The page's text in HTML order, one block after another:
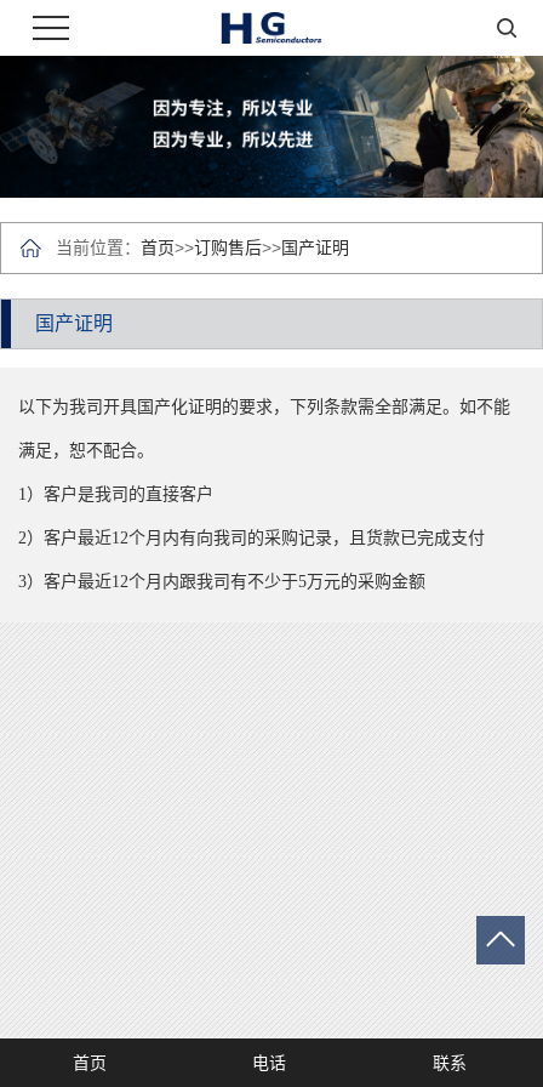
当前位置： 首页>>订购售后>>国产证明
国产证明
以下为我司开具国产化证明的要求，下列条款需全部满足。如不能
满足，恕不配合。
1）客户是我司的直接客户
2）客户最近12个月内有向我司的采购记录，且货款已完成支付
3）客户最近12个月内跟我司有不少于5万元的采购金额
首页 电话 联系